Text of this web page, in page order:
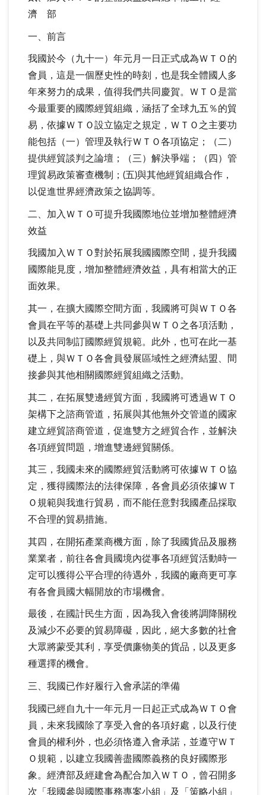
濟 部
一、前言
我國於今（九十一）年元月一日正式成為ＷＴＯ的
會員，這是一個歷史性的時刻，也是我全體國人多
年來努力的成果，值得我們共同慶賀。ＷＴＯ是當
今最重要的國際經貿組織，涵括了全球九五％的貿
易，依據ＷＴＯ設立協定之規定，ＷＴＯ之主要功
能包括（一）管理及執行ＷＴＯ各項協定；（二）
提供經貿談判之論壇；（三）解決爭端；（四）管
理貿易政策審查機制；(五)與其他經貿組織合作，
以促進世界經濟政策之協調等。
二、加入ＷＴＯ可提升我國際地位並增加整體經濟
效益
我國加入ＷＴＯ對於拓展我國國際空間，提升我國
國際能見度，增加整體經濟效益，具有相當大的正
面效果。
其一，在擴大國際空間方面，我國將可與ＷＴＯ各
會員在平等的基礎上共同參與ＷＴＯ之各項活動，
以及共同制訂國際經貿規範。此外，也可在此一基
礎上，與ＷＴＯ各會員發展區域性之經濟結盟、間
接參與其他相關國際經貿組織之活動。
其二，在拓展雙邊經貿方面，我國將可透過ＷＴＯ
架構下之諮商管道，拓展與其他無外交管道的國家
建立經貿諮商管道，促進雙方之經貿合作，並解決
各項經貿問題，增進雙邊經貿關係。
其三，我國未來的國際經貿活動將可依據ＷＴＯ協
定，獲得國際法的法律保障，各會員必須依據ＷＴ
Ｏ規範與我進行貿易，而不能任意對我國產品採取
不合理的貿易措施。
其四，在開拓產業商機方面，除了我國貨品及服務
業業者，前往各會員國境內從事各項經貿活動時一
定可以獲得公平合理的待遇外，我國的廠商更可享
有各會員國大幅開放的市場機會。
最後，在國計民生方面，因為我入會後將調降關稅
及減少不必要的貿易障礙，因此，絕大多數的社會
大眾將蒙受其利，享受價廉物美的貨品，以及更多
種選擇的機會。
三、我國已作好履行入會承諾的準備
我國已經自九十一年元月一日起正式成為ＷＴＯ會
員，未來我國除了享受入會的各項好處，以及行使
會員的權利外，也必須恪遵入會承諾，並遵守ＷＴ
Ｏ規範，以建立我國善盡國際義務的良好國際形
象。經濟部及經建會為配合加入ＷＴＯ，曾召開多
次「我國參與國際事務專案小組」及「策略小組」